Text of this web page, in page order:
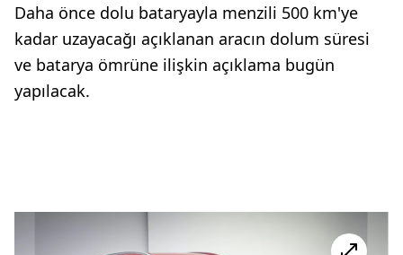
Daha önce dolu bataryayla menzili 500 km'ye
kadar uzayacağı açıklanan aracın dolum süresi
ve batarya ömrüne ilişkin açıklama bugün
yapılacak.